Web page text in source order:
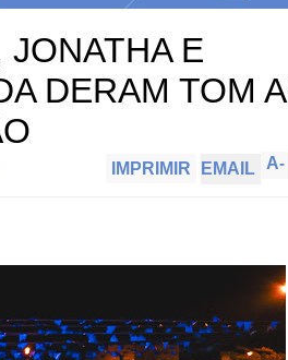
E
DERAM TOM
A-
IMPRIMIR EMAIL